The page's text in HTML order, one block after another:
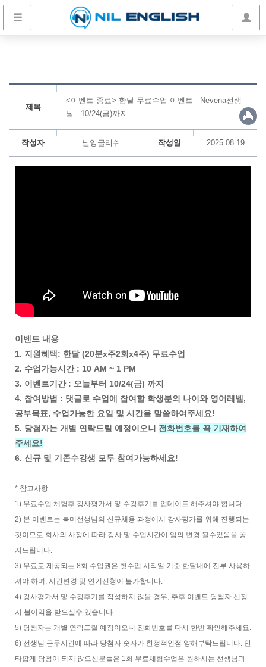
제목
<이벤트 종료> 한달 무료수업 이벤트 - Nevena선생
님 - 10/24(금)까지
작성자 닐잉글리쉬 작성일 2025.08.19
이벤트 내용
1. 지원혜택: 한달 (20분x주2회x4주) 무료수업
2. 수업가능시간 : 10 AM ~ 1 PM
3. 이벤트기간 : 오늘부터 10/24(금) 까지
4. 참여방법 : 댓글로 수업에 참여할 학생분의 나이와 영어레벨,
공부목표, 수업가능한 요일 및 시간을 말씀하여주세요!
5. 당첨자는 개별 연락드릴 예정이오니 전화번호를 꼭 기재하여
주세요!
6. 신규 및 기존수강생 모두 참여가능하세요!
* 참고사항
1) 무료수업 체험후 강사평가서 및 수강후기를 업데이트 해주셔야 합니다.
2) 본 이벤트는 북미선생님의 신규채용 과정에서 강사평가를 위해 진행되는
것이므로 회사의 사정에 따라 강사 및 수업시간이 임의 변경 될수있음을 공
지드립니다.
3) 무료로 제공되는 8회 수업권은 첫수업 시작일 기준 한달내에 전부 사용하
셔야 하며, 시간변경 및 연기신청이 불가합니다.
4) 강사평가서 및 수강후기를 작성하지 않을 경우, 추후 이벤트 당첨자 선정
시 불이익을 받으실수 있습니다
5) 당첨자는 개별 연락드릴 예정이오니 전화번호를 다시 한번 확인해주세요.
6) 선생님 근무시간에 따라 당첨자 숫자가 한정적인점 양해부탁드립니다. 안
타깝게 당첨이 되지 않으신분들은 1회 무료체험수업은 원하시는 선생님과